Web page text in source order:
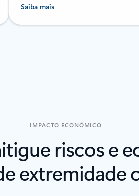
Saiba mais
IMPACTO ECONÔMICO
riscos e
extremidade